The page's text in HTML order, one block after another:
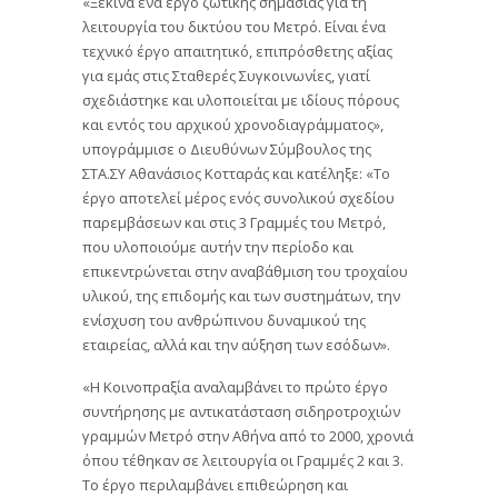
λειτουργία του δικτύου του Μετρό. Είναι ένα
τεχνικό έργο απαιτητικό, επιπρόσθετης αξίας
για εμάς στις Σταθερές Συγκοινωνίες, γιατί
σχεδιάστηκε και υλοποιείται με ιδίους πόρους
και εντός του αρχικού χρονοδιαγράμματος»,
υπογράμμισε ο Διευθύνων Σύμβουλος της
ΣΤΑ.ΣΥ Αθανάσιος Κοτταράς και κατέληξε: «Το
έργο αποτελεί μέρος ενός συνολικού σχεδίου
παρεμβάσεων και στις 3 Γραμμές του Μετρό,
που υλοποιούμε αυτήν την περίοδο και
επικεντρώνεται στην αναβάθμιση του τροχαίου
υλικού, της επιδομής και των συστημάτων, την
ενίσχυση του ανθρώπινου δυναμικού της
εταιρείας, αλλά και την αύξηση των εσόδων».
«Η Κοινοπραξία αναλαμβάνει το πρώτο έργο
συντήρησης με αντικατάσταση σιδηροτροχιών
γραμμών Μετρό στην Αθήνα από το 2000, χρονιά
όπου τέθηκαν σε λειτουργία οι Γραμμές 2 και 3.
Το έργο περιλαμβάνει επιθεώρηση και